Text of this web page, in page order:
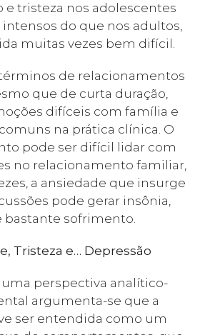
e tristeza nos adolescentes
do que nos adultos,
muitas vezes bem difícil.
de relacionamentos
que de curta duração,
difíceis com família e
na prática clínica. O
pode ser difícil lidar com
no relacionamento familiar,
a ansiedade que insurge
pode gerar insônia,
bastante sofrimento.
Tristeza e… Depressão
perspectiva analítico-
argumenta-se que a
ser entendida como um